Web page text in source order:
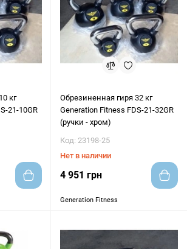
кг
21-10GR
Обрезиненная гиря 32 кг
Generation Fitness FDS-21-32GR
(ручки - хром)
Код: 23198-25
Нет в наличии
4 951 грн
Generation Fitness